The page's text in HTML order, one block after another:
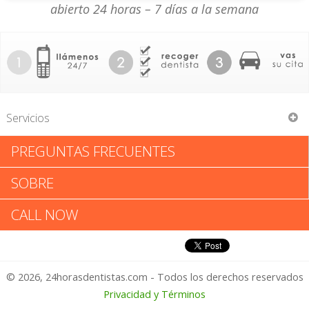
abierto 24 horas – 7 días a la semana
Servicios
James C Bradley
James C Bradley: Califica tu
Experiencia
1 – No Feliz
PREGUNTAS FRECUENTES
SOBRE
CALL NOW
© 2026, 24horasdentistas.com - Todos los derechos reservados
Privacidad y Términos